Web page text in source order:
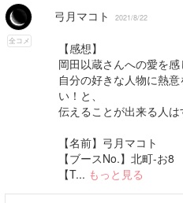
全コメ
弓月マコト 2021/8/22
【感想】
岡田以蔵さんへの愛を感
自分の好きな人物に熱
い！と、
伝えることが出来る人は
【名前】弓月マコト
【ブースNo.】北町-お8
【T... もっと見る